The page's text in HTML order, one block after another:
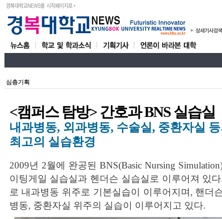
심층기획
<캠퍼스 탐방> 간호과 BNS 실습실
내과병동, 외과병동, 수술실, 중환자실
최고의 실습환경
2009년 2월에 완공된 BNS(Basic Nursing
이팅게일 실습실과 헨더슨 실습실로 이루어져 있
로 내과병동 위주로 기본실습이 이루어지며, 핸더
병동, 중환자실 위주의 실습이 이루어지고 있다.